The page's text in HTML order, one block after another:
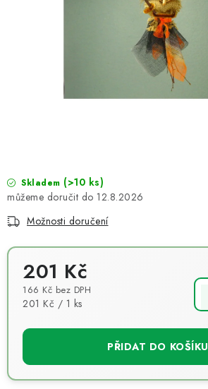
TIPY NA TVOŘENÍ
Podmínky ochrany osobních údajů
Moje objednávka
Skladem (>10 ks)
12.8.2026
Možnosti doručení
201 Kč
166 Kč bez DPH
Měrná cena:
201 Kč / 1 ks
PŘIDAT DO KOŠÍKU